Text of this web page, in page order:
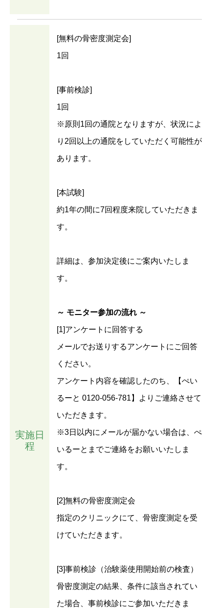
実施日
程
[無料の骨密度測定会]
1回
[事前検診]
1回
※原則1回の通院となりますが、状況によ
り2回以上の通院をしていただく可能性が
あります。
[本試験]
約1年の間に7回程度来院していただきま
す。
詳細は、参加決定後にご案内いたしま
す。
～ モニター参加の流れ ～
[1]アンケートに回答する
メールでお送りするアンケートにご回答
ください。
アンケート内容を確認したのち、【ぺい
るーと 0120-056-781】よりご連絡させて
いただきます。
※3日以内にメールが届かない場合は、ぺ
いるーとまでご連絡をお願いいたしま
す。
[2]無料の骨密度測定会
指定のクリニックにて、骨密度測定を受
けていただきます。
[3]事前検診（治験薬使用開始前の検査）
骨密度測定の結果、条件に該当されてい
た場合、事前検診にご参加いただきま